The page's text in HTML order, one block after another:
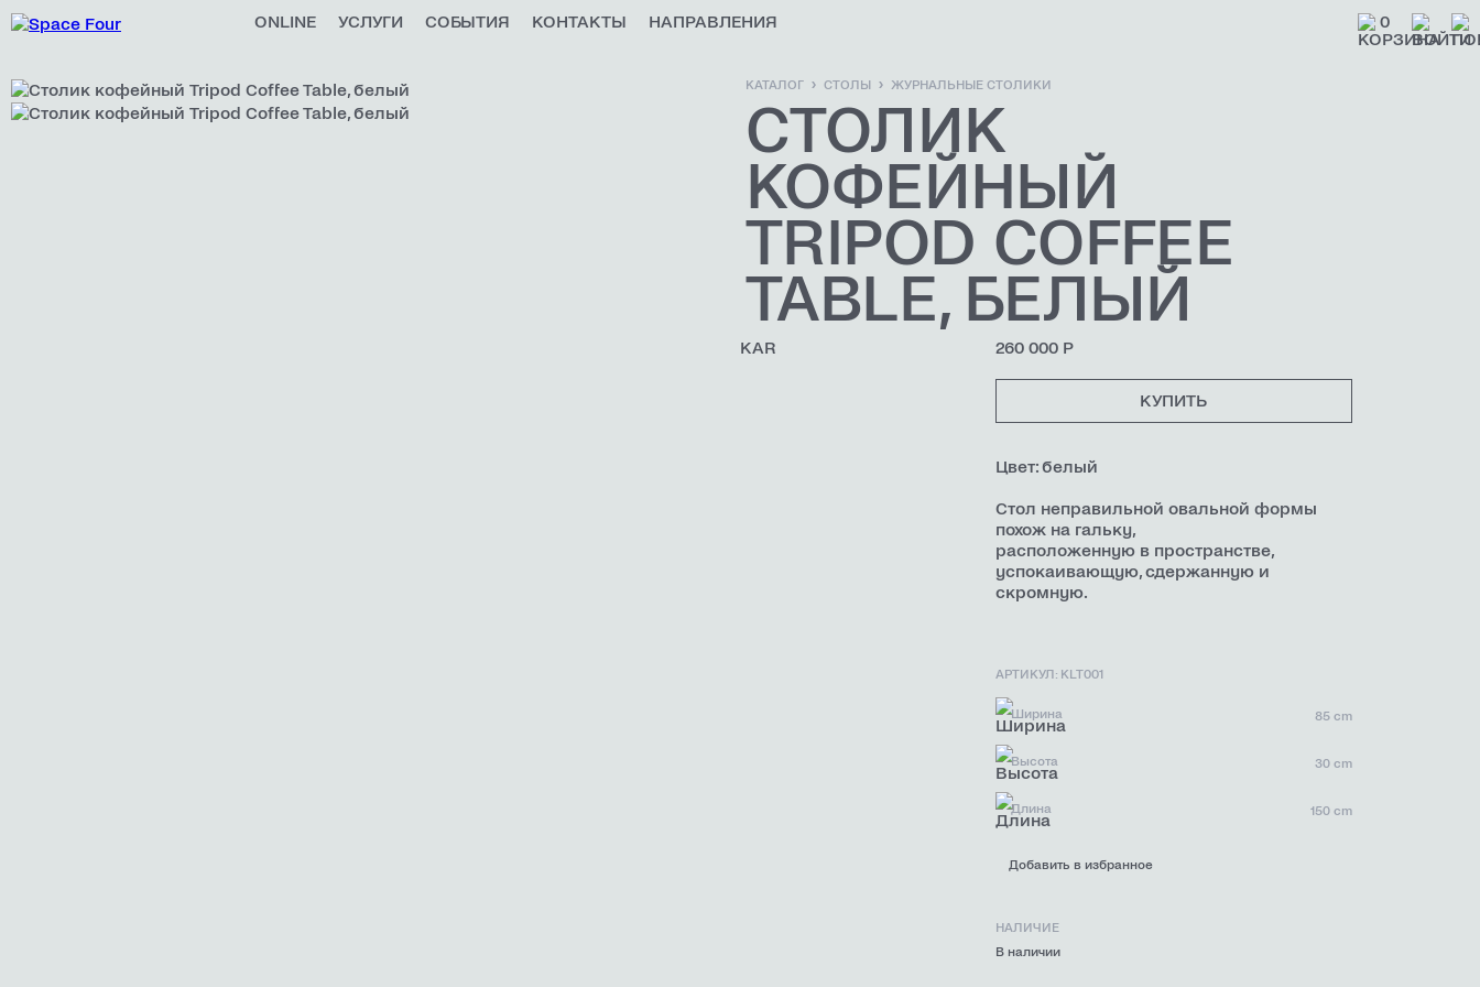
ONLINE УСЛУГИ СОБЫТИЯ КОНТАКТЫ НАПРАВЛЕНИЯ 0
КАТАЛОГ СТОЛЫ ЖУРНАЛЬНЫЕ СТОЛИКИ
СТОЛИК
КОФЕЙНЫЙ
TRIPOD COFFEE
TABLE, БЕЛЫЙ
KAR 260 000 Р
КУПИТЬ
Цвет: белый
Стол неправильной овальной формы
похож на гальку,
расположенную в пространстве,
успокаивающую, сдержанную и
скромную.
АРТИКУЛ: KLT001
Ширина 85 cm
Высота 30 cm
Длина 150 cm
Добавить в избранное
НАЛИЧИЕ
В наличии